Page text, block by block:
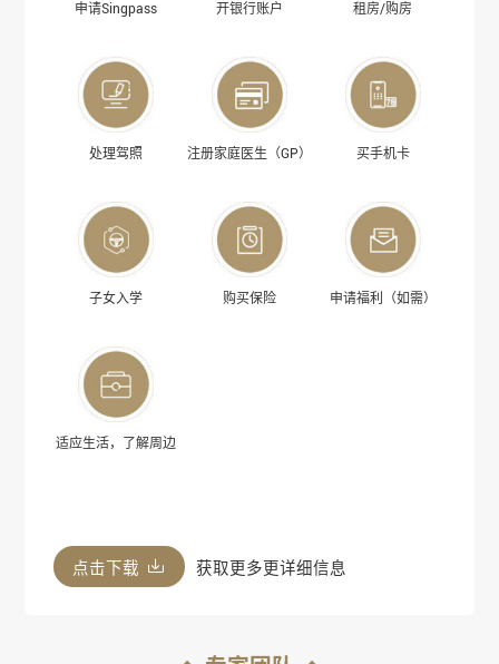
申请Singpass 开银行账户 租房/购房
处理驾照 注册家庭医生（GP） 买手机卡
子女入学 购买保险 申请福利（如需）
适应生活，了解周边
点击下载 获取更多更详细信息